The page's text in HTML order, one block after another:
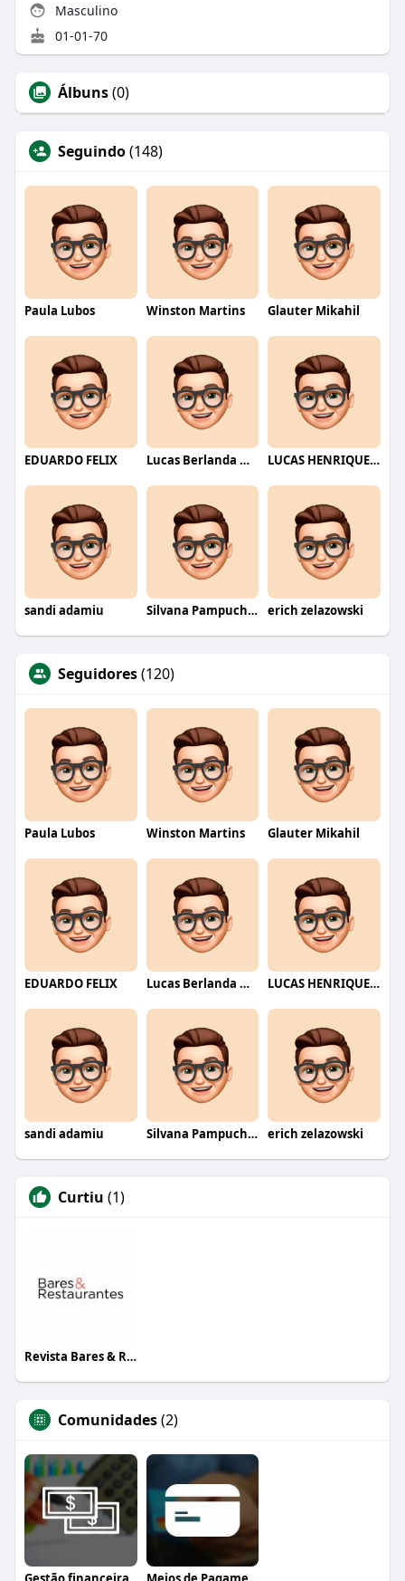
Masculino
01-01-70
Álbuns(0)
Seguindo(148)
Paula Lubos Winston Martins Glauter Mikahil
EDUARDO FELIX Lucas Berlanda Moraes LUCAS HENRIQUE RIBEIRO
sandi adamiu Silvana Pampuch Andreata erich zelazowski
Seguidores(120)
Paula Lubos Winston Martins Glauter Mikahil
EDUARDO FELIX Lucas Berlanda Moraes LUCAS HENRIQUE RIBEIRO
sandi adamiu Silvana Pampuch Andreata erich zelazowski
Curtiu (1)
Revista Bares & Restaurantes
Comunidades(2)